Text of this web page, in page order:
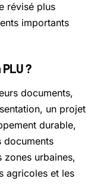
révisé plus
importants
?
documents,
un projet
durable,
documents
zones urbaines,
agricoles et les